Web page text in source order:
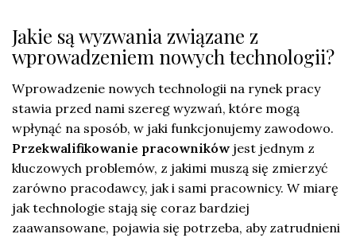
Jakie są wyzwania związane z
wprowadzeniem nowych technologii?
Wprowadzenie nowych technologii na rynek pracy
stawia przed nami szereg wyzwań, które mogą
wpłynąć na sposób, w jaki funkcjonujemy zawodowo.
Przekwalifikowanie pracowników jest jednym z
kluczowych problemów, z jakimi muszą się zmierzyć
zarówno pracodawcy, jak i sami pracownicy. W miarę
jak technologie stają się coraz bardziej
zaawansowane, pojawia się potrzeba, aby zatrudnieni